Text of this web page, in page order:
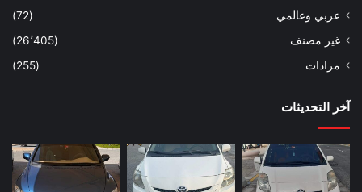
عربي وعالمي
(72)
غير مصنف
(26٬405)
مزادات
(255)
آخر التحديثات